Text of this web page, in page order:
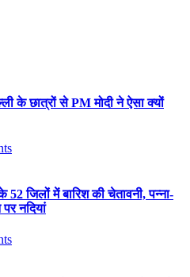
के छात्रों से PM मोदी ने ऐसा क्यों
जिलों में बारिश की चेतावनी, पन्ना-
नदियां